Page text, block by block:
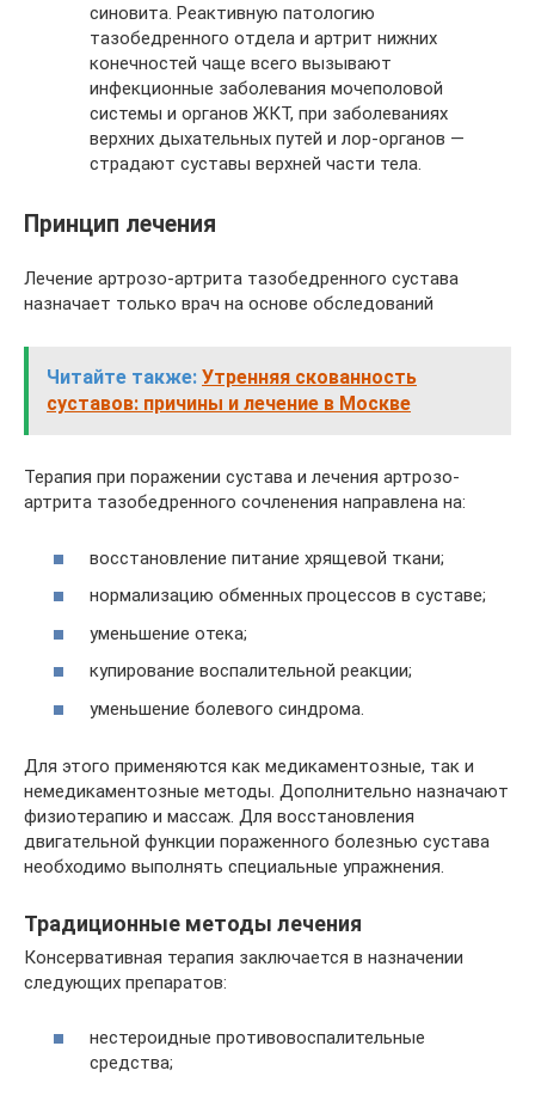
синовита. Реактивную патологию
тазобедренного отдела и артрит нижних
конечностей чаще всего вызывают
инфекционные заболевания мочеполовой
системы и органов ЖКТ, при заболеваниях
верхних дыхательных путей и лор-органов —
страдают суставы верхней части тела.
Принцип лечения
Лечение артрозо-артрита тазобедренного сустава
назначает только врач на основе обследований
Читайте также: Утренняя скованность
суставов: причины и лечение в Москве
Терапия при поражении сустава и лечения артрозо-
артрита тазобедренного сочленения направлена на:
восстановление питание хрящевой ткани;
нормализацию обменных процессов в суставе;
уменьшение отека;
купирование воспалительной реакции;
уменьшение болевого синдрома.
Для этого применяются как медикаментозные, так и
немедикаментозные методы. Дополнительно назначают
физиотерапию и массаж. Для восстановления
двигательной функции пораженного болезнью сустава
необходимо выполнять специальные упражнения.
Традиционные методы лечения
Консервативная терапия заключается в назначении
следующих препаратов:
нестероидные противовоспалительные
средства;